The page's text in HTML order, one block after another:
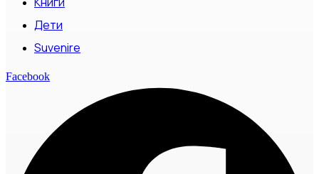
Дети
Suvenire
Facebook